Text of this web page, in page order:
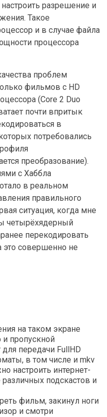
разрешение и
Такое
и в случае файла
процессора
проблем
фильмов c HD
(Core 2 Duo
почти впритык
в
потребовались
преобразование).
с Хаббла
в реальном
правильного
ситуация, когда мне
четырёхядерный
перекодировать
совершенно не
на таком экране
и пропускной
для передачи FullHD
в том числе и mkv
настроить интернет-
подскастов и
фильм, закинул ноги
и смотри